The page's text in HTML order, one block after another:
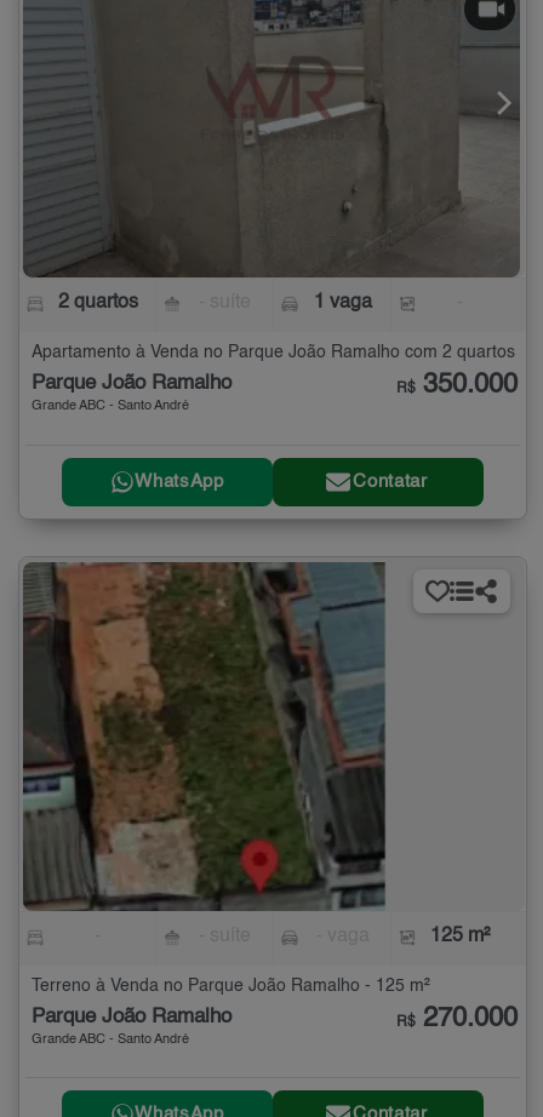
2 quartos 1 vaga
Apartamento à Venda no Parque João Ramalho com 2 quartos
Parque João Ramalho
Grande ABC - Santo André
R$ 350.000
WhatsApp Contatar
125 m²
Terreno à Venda no Parque João Ramalho - 125 m²
Parque João Ramalho
Grande ABC - Santo André
R$ 270.000